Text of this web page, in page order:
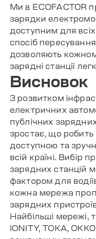
Ми в ECOFACTOR
зарядки
доступним для
спосіб
дозволяють
зарядні станції
Висновок
З розвитком
електричних
публічних
зростає, що робить
доступною та
всій країні. Вибір
зарядних станцій
фактором для
кожна мережа
зарядних
Найбільші мережі,
IONITY, TOKA,